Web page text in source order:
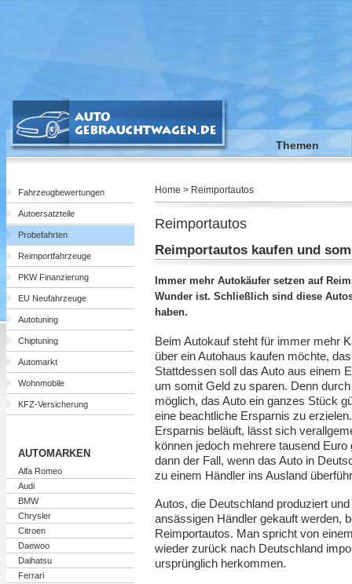
Themen
Fahrzeugbewertungen
Autoersatzteile
Probefahrten
Reimportfahrzeuge
PKW Finanzierung
EU Neufahrzeuge
Autotuning
Chiptuning
Automarkt
Wohnmobile
KFZ-Versicherung
AUTOMARKEN
Alfa Romeo
Audi
BMW
Chrysler
Citroen
Daewoo
Daihatsu
Ferrari
Home > Reimportautos
Reimportautos
Reimportautos kaufen und
Immer mehr Autokäufer setzen auf
Wunder ist. Schließlich sind diese
haben.
Beim Autokauf steht für immer mehr
über ein Autohaus kaufen möchte,
Stattdessen soll das Auto aus einem
um somit Geld zu sparen. Denn
möglich, das Auto ein ganzes Stück
eine beachtliche Ersparnis zu
Ersparnis beläuft, lässt sich
können jedoch mehrere tausend
dann der Fall, wenn das Auto in
zu einem Händler ins Ausland
Autos, die Deutschland produziert
ansässigen Händler gekauft werden,
Reimportautos. Man spricht von
wieder zurück nach Deutschland
ursprünglich herkommen.